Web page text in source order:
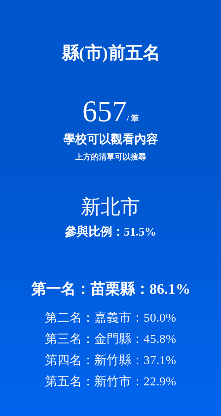
縣(市)前五名
657/ 筆
學校可以觀看內容
上方的清單可以搜尋
新北市
參與比例：51.5%
第一名：苗栗縣：86.1%
第二名：嘉義市：50.0%
第三名：金門縣：45.8%
第四名：新竹縣：37.1%
第五名：新竹市：22.9%